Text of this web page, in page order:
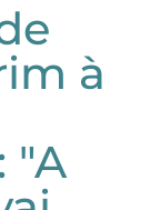
à
"A